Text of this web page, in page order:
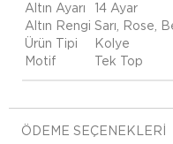
Altın Ayarı
14 Ayar
Altın Rengi Sarı, Rose,
Ürün Tipi
Kolye
Motif
Tek Top
ÖDEME SEÇENEKLERI